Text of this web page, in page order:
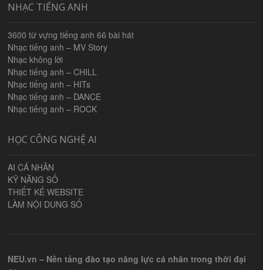
NHẠC TIẾNG ANH
3600 từ vựng tiếng anh 66 bài hát
Nhạc tiếng anh – MV Story
Nhạc không lời
Nhạc tiếng anh – CHILL
Nhạc tiếng anh – HITs
Nhạc tiếng anh – DANCE
Nhạc tiếng anh – ROCK
HỌC CÔNG NGHỆ AI
AI CÁ NHÂN
KỸ NĂNG SỐ
THIẾT KẾ WEBSITE
LÀM NỘI DUNG SỐ
NEU.vn – Nền tảng đào tạo năng lực cá nhân trong thời đại